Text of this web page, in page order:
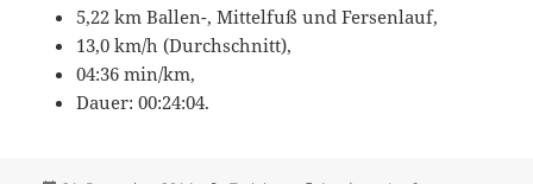
5,22 km Ballen-, Mittelfuß und Fersenlauf,
13,0 km/h (Durchschnitt),
04:36 min/km,
Dauer: 00:24:04.